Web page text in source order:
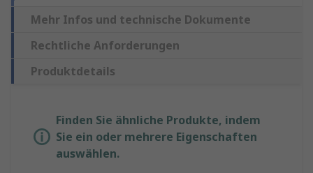
Mehr Infos und technische Dokumente
Rechtliche Anforderungen
Produktdetails
Finden Sie ähnliche Produkte, indem
Sie ein oder mehrere Eigenschaften
auswählen.